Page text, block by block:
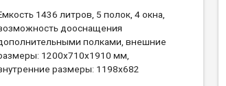
1436 литров, 5 полок, 4 окна,
дооснащения
полками, внешние
1200х710х1910 мм,
размеры: 1198х682